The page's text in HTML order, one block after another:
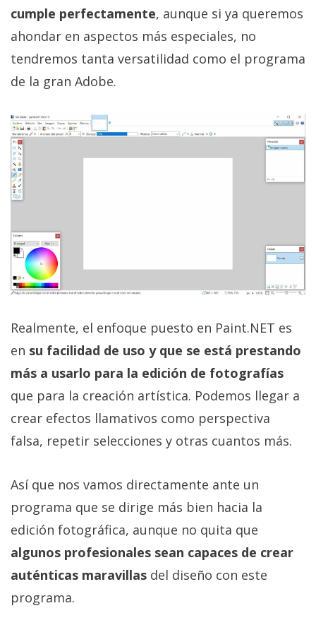
cumple perfectamente, aunque si ya queremos
ahondar en aspectos más especiales, no
tendremos tanta versatilidad como el programa
de la gran Adobe.
Realmente, el enfoque puesto en Paint.NET es
en su facilidad de uso y que se está prestando
más a usarlo para la edición de fotografías
que para la creación artística. Podemos llegar a
crear efectos llamativos como perspectiva
falsa, repetir selecciones y otras cuantos más.
Así que nos vamos directamente ante un
programa que se dirige más bien hacia la
edición fotográfica, aunque no quita que
algunos profesionales sean capaces de crear
auténticas maravillas del diseño con este
programa.